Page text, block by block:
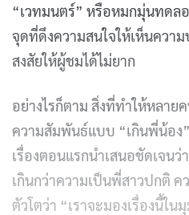
“เวทมนตร์” หรือหมกมุ่นทดล
จุดที่ดึงความสนใจให้เห็นควา
สงสัยให้ผู้ชมได้ไม่ยาก
อย่างไรก็ตาม สิ่งที่ทำให้หลา
ความสัมพันธ์แบบ “เกินพี่น้อง
เรื่องตอนแรกนำเสนอชัดเจน
เกินกว่าความเป็นพี่สาวปกติ ค
ตัวโตว่า “เราจะมองเรื่องนี้ใ